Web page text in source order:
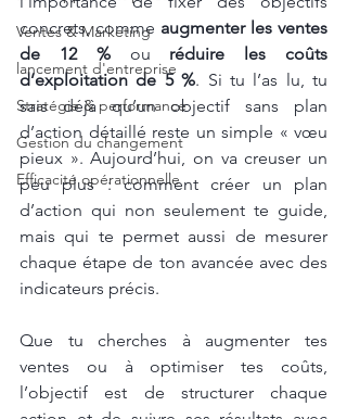
Ventes & Marketing
lancement d'entreprise
Stratégie & performance
Gestion du changement
Efficacité opérationnelle
concrets, comme augmenter les ventes
de 12 % ou réduire les coûts
d’exploitation de 5 %. Si tu l’as lu, tu
sais déjà qu’un objectif sans plan
d’action détaillé reste un simple « vœu
pieux ». Aujourd’hui, on va creuser un
peu plus : comment créer un plan
d’action qui non seulement te guide,
mais qui te permet aussi de mesurer
chaque étape de ton avancée avec des
indicateurs précis.
Que tu cherches à augmenter tes
ventes ou à optimiser tes coûts,
l’objectif est de structurer chaque